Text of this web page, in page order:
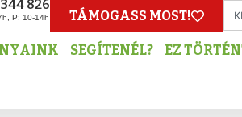
826
P: 10-14h TÁMOGASS MOST!
SEGÍTENÉL? EZ